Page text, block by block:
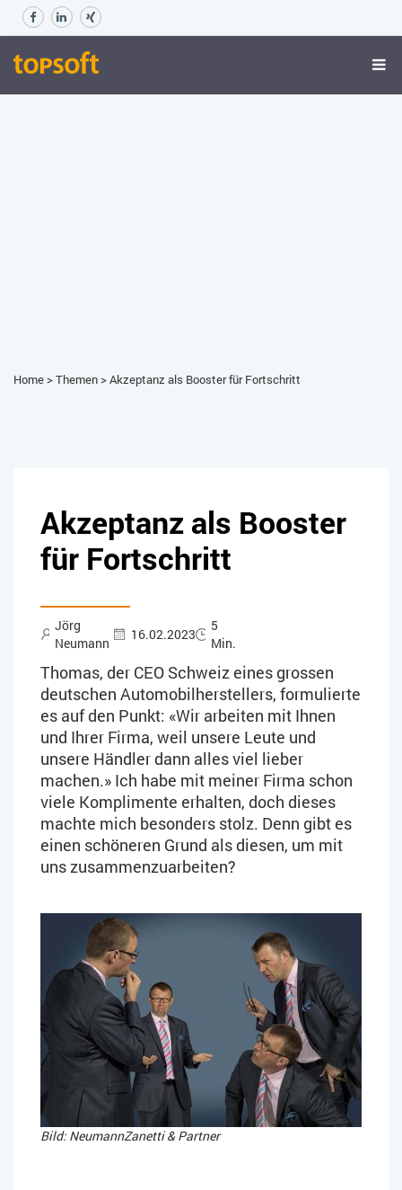
Home>Themen>Akzeptanz als Booster für Fortschritt
Akzeptanz als Booster
für Fortschritt
Jörg
Neumann
16.02.2023
5
Min.
Thomas, der CEO Schweiz eines grossen
deutschen Automobilherstellers, formulierte
es auf den Punkt: «Wir arbeiten mit Ihnen
und Ihrer Firma, weil unsere Leute und
unsere Händler dann alles viel lieber
machen.» Ich habe mit meiner Firma schon
viele Komplimente erhalten, doch dieses
machte mich besonders stolz. Denn gibt es
einen schöneren Grund als diesen, um mit
uns zusammenzuarbeiten?
Bild: NeumannZanetti & Partner